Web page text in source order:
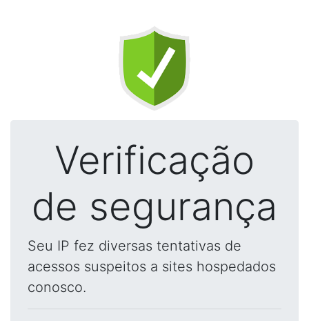
Verificação
de segurança
Seu IP fez diversas tentativas de
acessos suspeitos a sites hospedados
conosco.